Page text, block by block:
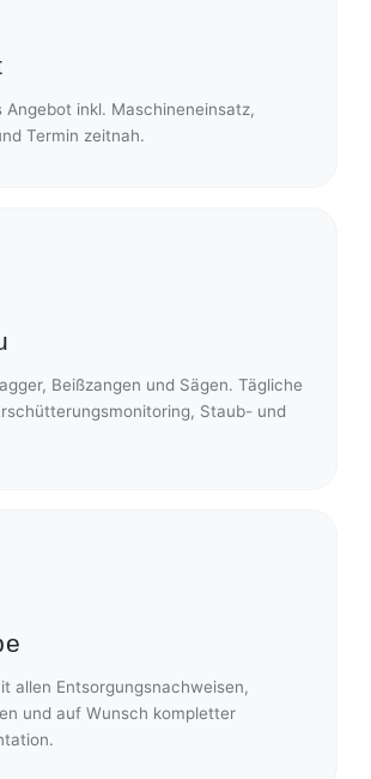
Angebot inkl. Maschineneinsatz,
Termin zeitnah.
Beißzangen und Sägen. Tägliche
Staub- und
allen Entsorgungsnachweisen,
und auf Wunsch kompletter